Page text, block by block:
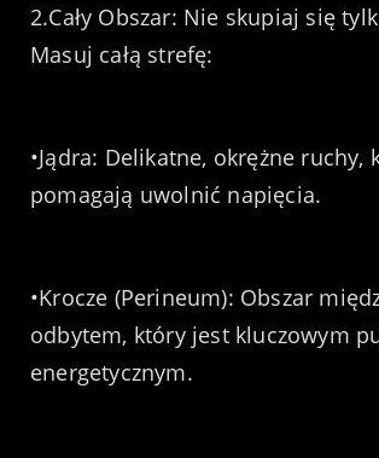
2.Cały Obszar: Nie skupiaj się
Masuj całą strefę:
•Jądra: Delikatne, okrężne ruchy,
pomagają uwolnić napięcia.
•Krocze (Perineum): Obszar
odbytem, który jest kluczowym
energetycznym.